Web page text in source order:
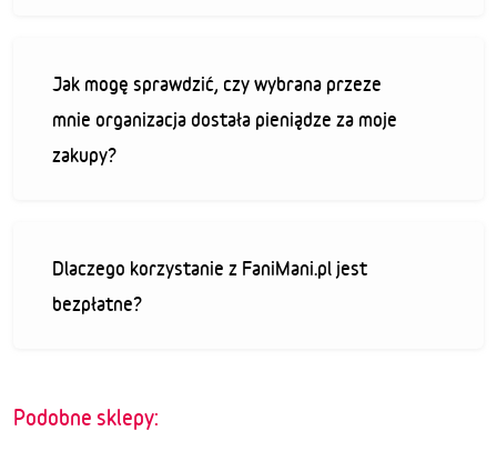
Jak mogę sprawdzić, czy wybrana przeze
mnie organizacja dostała pieniądze za moje
zakupy?
Dlaczego korzystanie z FaniMani.pl jest
bezpłatne?
Podobne sklepy: